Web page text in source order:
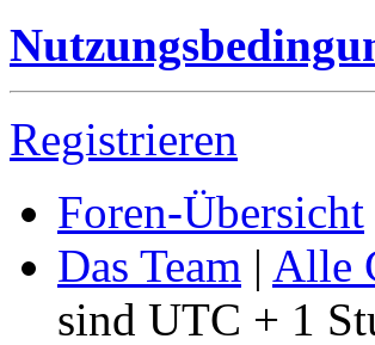
Registrieren
Foren-Übersicht
Das Team | Alle
sind UTC + 1